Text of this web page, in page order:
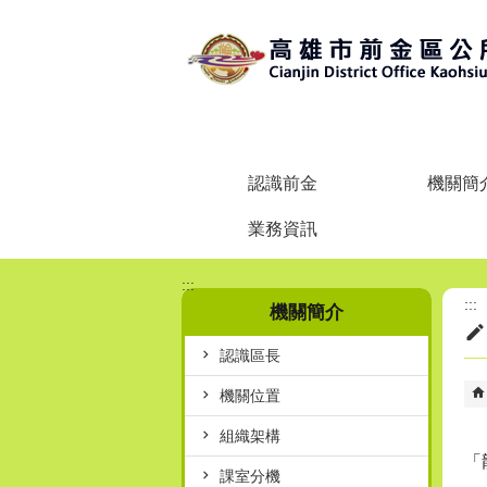
認識前金 機關簡
業務資訊
:::
機關簡介
認識區長
機關位置
組織架構
課室分機
:::